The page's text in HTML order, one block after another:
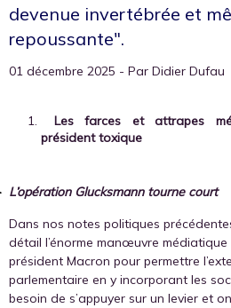
devenue invertébrée et
repoussante".
01 décembre 2025 - Par Didier Dufau
Les farces et attrapes
président toxique
L’opération Glucksmann tourne court
Dans nos notes politiques
détail l’énorme manœuvre médiatique
président Macron pour permettre
parlementaire en y incorporant les
besoin de s’appuyer sur un levier et